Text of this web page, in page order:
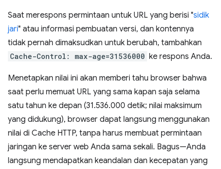
Saat merespons permintaan untuk URL yang berisi "sidik
jari" atau informasi pembuatan versi, dan kontennya
tidak pernah dimaksudkan untuk berubah, tambahkan
Cache-Control: max-age=31536000 ke respons Anda.
Menetapkan nilai ini akan memberi tahu browser bahwa
saat perlu memuat URL yang sama kapan saja selama
satu tahun ke depan (31.536.000 detik; nilai maksimum
yang didukung), browser dapat langsung menggunakan
nilai di Cache HTTP, tanpa harus membuat permintaan
jaringan ke server web Anda sama sekali. Bagus—Anda
langsung mendapatkan keandalan dan kecepatan yang